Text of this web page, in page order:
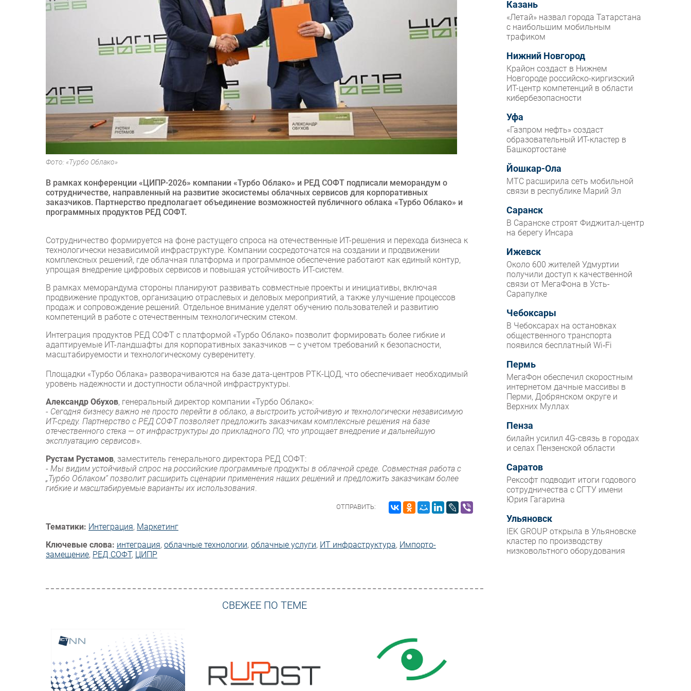
Фото: «Турбо Облако»
В рамках конференции «ЦИПР-2026» компании «Турбо Облако» и РЕД СОФТ подписали меморандум о
сотрудничестве, направленный на развитие экосистемы облачных сервисов для корпоративных
заказчиков. Партнерство предполагает объединение возможностей публичного облака «Турбо Облако» и
программных продуктов РЕД СОФТ.
Сотрудничество формируется на фоне растущего спроса на отечественные ИТ-решения и перехода бизнеса к
технологически независимой инфраструктуре. Компании сосредоточатся на создании и продвижении
комплексных решений, где облачная платформа и программное обеспечение работают как единый контур,
упрощая внедрение цифровых сервисов и повышая устойчивость ИТ-систем.
В рамках меморандума стороны планируют развивать совместные проекты и инициативы, включая
продвижение продуктов, организацию отраслевых и деловых мероприятий, а также улучшение процессов
продаж и сопровождение решений. Отдельное внимание уделят обучению пользователей и развитию
компетенций в работе с отечественным технологическим стеком.
Интеграция продуктов РЕД СОФТ с платформой «Турбо Облако» позволит формировать более гибкие и
адаптируемые ИТ-ландшафты для корпоративных заказчиков — с учетом требований к безопасности,
масштабируемости и технологическому суверенитету.
Площадки «Турбо Облака» разворачиваются на базе дата-центров РТК-ЦОД, что обеспечивает необходимый
уровень надежности и доступности облачной инфраструктуры.
Александр Обухов, генеральный директор компании «Турбо Облако»:
- Сегодня бизнесу важно не просто перейти в облако, а выстроить устойчивую и технологически независимую
ИТ-среду. Партнерство с РЕД СОФТ позволяет предложить заказчикам комплексные решения на базе
отечественного стека — от инфраструктуры до прикладного ПО, что упрощает внедрение и дальнейшую
эксплуатацию сервисов».
Рустам Рустамов, заместитель генерального директора РЕД СОФТ:
- Мы видим устойчивый спрос на российские программные продукты в облачной среде. Совместная работа с
„Турбо Облаком“ позволит расширить сценарии применения наших решений и предложить заказчикам более
гибкие и масштабируемые варианты их использования.
ОТПРАВИТЬ:
Тематики: Интеграция, Маркетинг
Ключевые слова: интеграция, облачные технологии, облачные услуги, ИТ инфраструктура, Импорто­
замещение, РЕД СОФТ, ЦИПР
СВЕЖЕЕ ПО ТЕМЕ
Казань
«Летай» назвал города Татарстана
с наибольшим мобильным
трафиком
Нижний Новгород
Крайон создаст в Нижнем
Новгороде российско-киргизский
ИТ-центр компетенций в области
кибербезопасности
Уфа
«Газпром нефть» создаст
образовательный ИТ-кластер в
Башкортостане
Йошкар-Ола
МТС расширила сеть мобильной
связи в республике Марий Эл
Саранск
В Саранске строят Фиджитал-центр
на берегу Инсара
Ижевск
Около 600 жителей Удмуртии
получили доступ к качественной
связи от МегаФона в Усть-
Сарапулке
Чебоксары
В Чебоксарах на остановках
общественного транспорта
появился бесплатный Wi‑Fi
Пермь
МегаФон обеспечил скоростным
интернетом дачные массивы в
Перми, Добрянском округе и
Верхних Муллах
Пенза
билайн усилил 4G-связь в городах
и селах Пензенской области
Саратов
Рексофт подводит итоги годового
сотрудничества с СГТУ имени
Юрия Гагарина
Ульяновск
IEK GROUP открыла в Ульяновске
кластер по производству
низковольтного оборудования